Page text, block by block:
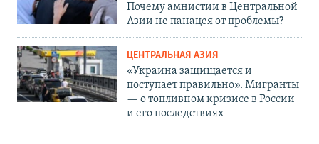
Почему амнистии в Центральной
Азии не панацея от проблемы?
ЦЕНТРАЛЬНАЯ АЗИЯ
«Украина защищается и
поступает правильно». Мигранты
— о топливном кризисе в России
и его последствиях